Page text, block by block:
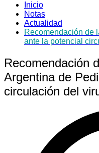
Inicio
Notas
Actualidad
Recomendación de
ante la potencial
Recomendación
Argentina de
circulación del